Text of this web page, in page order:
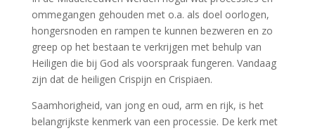
Muziek:
Tijdens de processie zingen de Broeders de Litanie van
alle Heiligen. Daarin worden vandaag ook de Latijnse
namen genoemd van Sint Crispijn (Sint Crispinus) en